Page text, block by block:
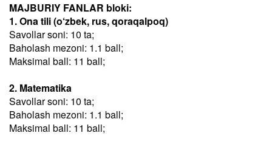
MAJBURIY FANLAR bloki:
1. Ona tili (o‘zbek, rus, qoraqalpoq)
Savollar soni: 10 ta;
Baholash mezoni: 1.1 ball;
Maksimal ball: 11 ball;
2. Matematika
Savollar soni: 10 ta;
Baholash mezoni: 1.1 ball;
Maksimal ball: 11 ball;